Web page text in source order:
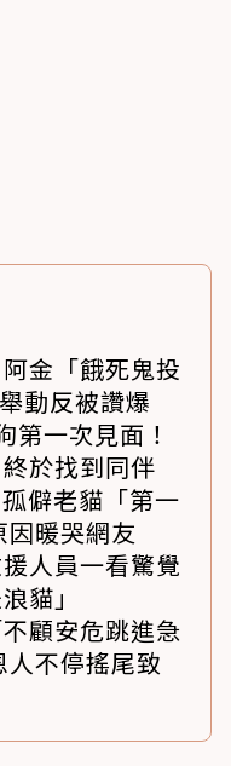
金「餓死鬼投
動反被讚爆
第一次見面！
於找到同伴
僻老貓「第一
暖哭網友
人員一看驚覺
貓」
顧安危跳進急
不停搖尾致